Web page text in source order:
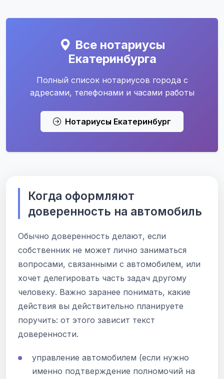
Все нотариусы
Екатеринбурга
Полный список нотариусов города с
адресами, телефонами и часами работы
Нотариусы Екатеринбург
Когда оформляют
доверенность на автомобиль
Обычно доверенность делают, если
собственник не может лично заниматься
вопросами, связанными с автомобилем, или
хочет делегировать часть задач другому
человеку. Важно заранее понимать, какие
действия вы действительно планируете
поручить: от этого зависит текст
доверенности.
управление автомобилем (если нужно
именно подтверждение полномочий на